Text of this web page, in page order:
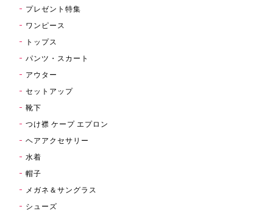
プレゼント特集
ワンピース
トップス
パンツ・スカート
アウター
セットアップ
靴下
つけ襟 ケープ エプロン
ヘアアクセサリー
水着
帽子
メガネ＆サングラス
シューズ